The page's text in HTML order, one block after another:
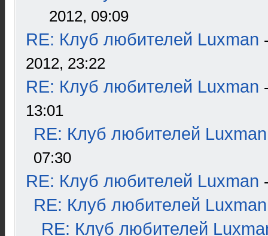
2012, 09:09
RE: Клуб любителей Luxman
2012, 23:22
RE: Клуб любителей Luxman
13:01
RE: Клуб любителей Luxman
07:30
RE: Клуб любителей Luxman
RE: Клуб любителей Luxman
RE: Клуб любителей